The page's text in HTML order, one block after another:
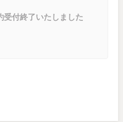
受付終了いたしました